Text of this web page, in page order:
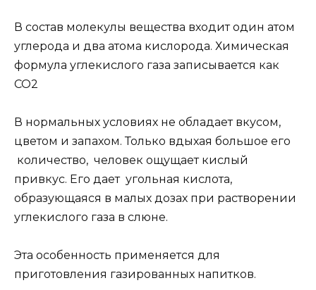
В состав молекулы вещества входит один атом
углерода и два атома кислорода. Химическая
формула углекислого газа записывается как
CO2
В нормальных условиях не обладает вкусом,
цветом и запахом. Только вдыхая большое его
количество, человек ощущает кислый
привкус. Его дает угольная кислота,
образующаяся в малых дозах при растворении
углекислого газа в слюне.
Эта особенность применяется для
приготовления газированных напитков.